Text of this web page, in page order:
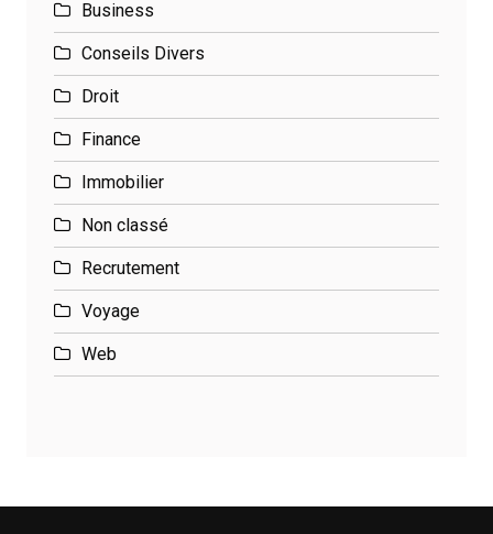
Business
Conseils Divers
Droit
Finance
Immobilier
Non classé
Recrutement
Voyage
Web